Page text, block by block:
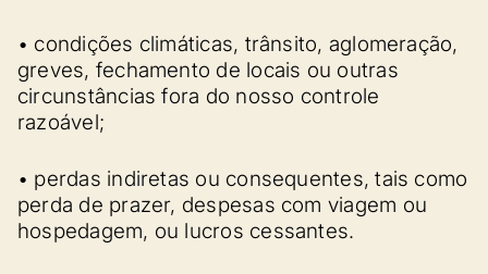
• condições climáticas, trânsito, aglomeração,
greves, fechamento de locais ou outras
circunstâncias fora do nosso controle
razoável;
• perdas indiretas ou consequentes, tais como
perda de prazer, despesas com viagem ou
hospedagem, ou lucros cessantes.